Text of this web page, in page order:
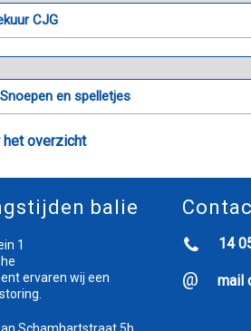
CJG
en spelletjes
het overzicht
balie
1
ervaren wij een
14
mail